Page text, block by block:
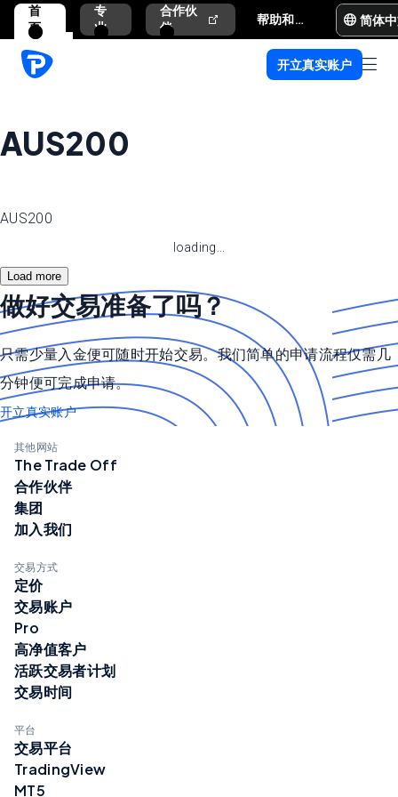
首
页
专
业
合作伙
伴
帮助和支持 简体
开立真实账户
AUS200
AUS200
loading...
Load more
做好交易准备了吗？
只需少量入金便可随时开始交易。我们简单的申请流程仅需几
分钟便可完成申请。
开立真实账户
其他网站
The Trade Off
合作伙伴
集团
加入我们
交易方式
定价
交易账户
Pro
高净值客户
活跃交易者计划
交易时间
平台
交易平台
TradingView
MT5